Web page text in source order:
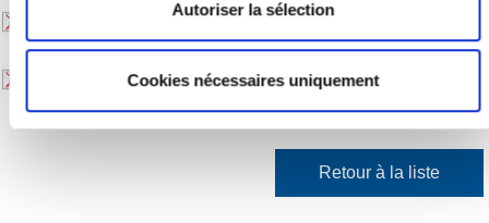
Autoriser la sélection
Cookies nécessaires uniquement
Fiche_inscription_famille.pdf
Tarifs_municipaux_jeunesse_2025-2026.pdf
Retour à la liste